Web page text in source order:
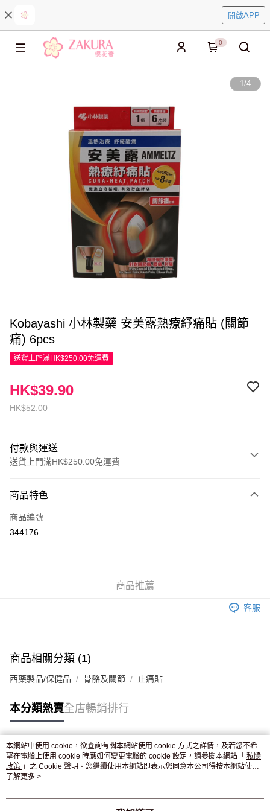
開啟APP
0
1/4
Kobayashi 小林製藥 安美露熱療紓痛貼 (關節
痛) 6pcs
送貨上門滿HK$250.00免運費
HK$52.00
HK$39.90
付款與運送
送貨上門滿HK$250.00免運費
信用卡
Apple Pay
付款後門市自取，訂單確認後2-4個工作天到店，7天內取。逾期後
商品特色
商品編號
344176
商品推薦
客服
商品相關分類 (1)
西藥製品/保健品 骨骼及關節 止痛貼
本分類熱賣全店暢銷排行
熱門標籤
熱銷排行
本網站中使用 cookie，欲查詢有關本網站使用 cookie 方式之詳情，及若您不希
望在電腦上使用 cookie 時應如何變更電腦的 cookie 設定，請參閱本網站「 私隱
政策 」之 Cookie 聲明。您繼續使用本網站即表示您同意本公司得按本網站使用
條款之 Cookie 聲明使用 cookie。
了解更多 >